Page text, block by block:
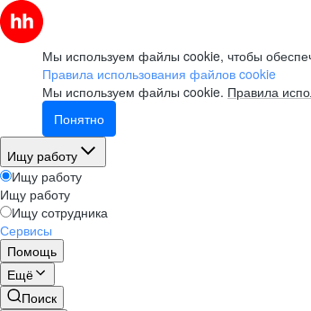
Мы используем файлы cookie, чтобы
Правила использования файлов cookie
Мы используем файлы cookie. Правила
Понятно
Ищу работу
Ищу работу
Ищу работу
Ищу сотрудника
Сервисы
Помощь
Ещё
Поиск